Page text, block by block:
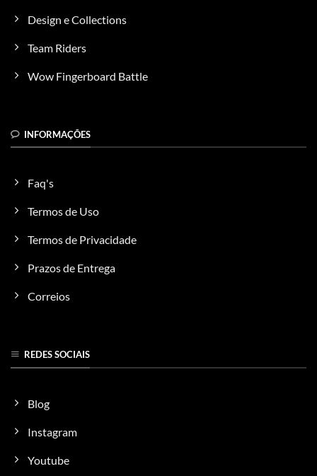
Design e Collections
Team Riders
Wow Fingerboard Battle
INFORMAÇÕES
Faq's
Termos de Uso
Termos de Privacidade
Prazos de Entrega
Correios
REDES SOCIAIS
Blog
Instagram
Youtube